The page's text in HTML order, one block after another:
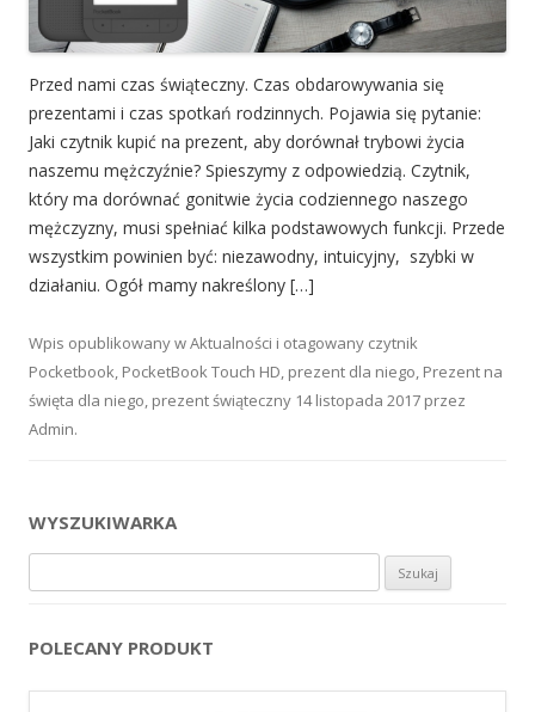
Przed nami czas świąteczny. Czas obdarowywania się
prezentami i czas spotkań rodzinnych. Pojawia się pytanie:
Jaki czytnik kupić na prezent, aby dorównał trybowi życia
naszemu mężczyźnie? Spieszymy z odpowiedzią. Czytnik,
który ma dorównać gonitwie życia codziennego naszego
mężczyzny, musi spełniać kilka podstawowych funkcji. Przede
wszystkim powinien być: niezawodny, intuicyjny, szybki w
działaniu. Ogół mamy nakreślony […]
Wpis opublikowany wAktualności i otagowany czytnik
Pocketbook, PocketBook Touch HD, prezent dla niego, Prezent na
święta dla niego, prezent świąteczny 14 listopada 2017 przez
Admin.
WYSZUKIWARKA
POLECANY PRODUKT